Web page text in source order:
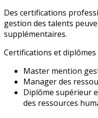
Des certifications
gestion des talents
supplémentaires.
Certifications et
Master mention
Manager des
Diplôme supérieur
des ressources